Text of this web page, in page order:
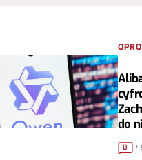
do
0